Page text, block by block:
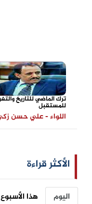
ترك الماضي للتاريخ
للمستقبل
اللواء - علي حسن
الأكثر قراءة
اليوم هذا الأسبوع